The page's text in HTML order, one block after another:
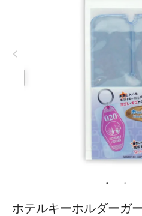
ホテルキーホルダーガ